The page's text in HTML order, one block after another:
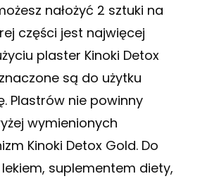
nałożyć 2 sztuki na
części jest najwięcej
plaster Kinoki Detox
są do użytku
Plastrów nie powinny
wymienionych
Kinoki Detox Gold. Do
lekiem, suplementem diety,